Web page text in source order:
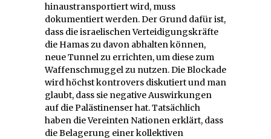
hinaustransportiert wird, muss
dokumentiert werden. Der Grund dafür ist,
dass die israelischen Verteidigungskräfte
die Hamas zu davon abhalten können,
neue Tunnel zu errichten, um diese zum
Waffenschmuggel zu nutzen. Die Blockade
wird höchst kontrovers diskutiert und man
glaubt, dass sie negative Auswirkungen
auf die Palästinenser hat. Tatsächlich
haben die Vereinten Nationen erklärt, dass
die Belagerung einer kollektiven